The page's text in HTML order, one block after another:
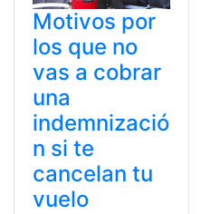
Motivos por
los que no
vas a cobrar
una
indemnizació
n si te
cancelan tu
vuelo